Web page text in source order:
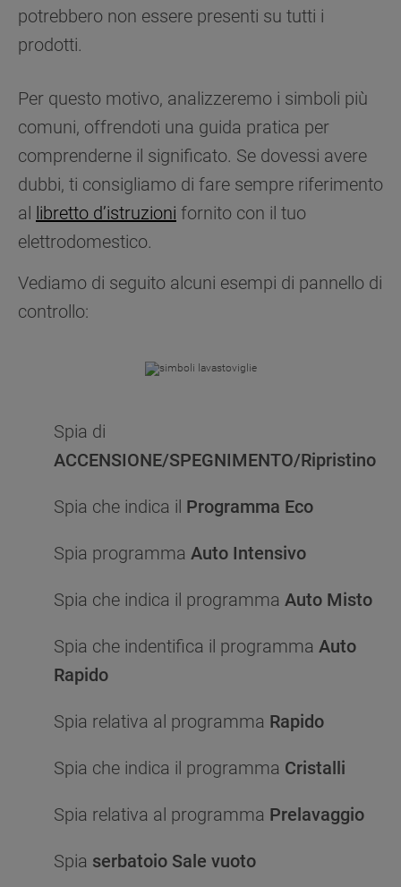
potrebbero non essere presenti su tutti i
prodotti.
Per questo motivo, analizzeremo i simboli più
comuni, offrendoti una guida pratica per
comprenderne il significato. Se dovessi avere
dubbi, ti consigliamo di fare sempre riferimento
al libretto d’istruzioni fornito con il tuo
elettrodomestico.
Vediamo di seguito alcuni esempi di pannello di
controllo:
Spia di
ACCENSIONE/SPEGNIMENTO/Ripristino
Spia che indica il Programma Eco
Spia programma Auto Intensivo
Spia che indica il programma Auto Misto
Spia che indentifica il programma Auto
Rapido
Spia relativa al programma Rapido
Spia che indica il programma Cristalli
Spia relativa al programma Prelavaggio
Spia serbatoio Sale vuoto